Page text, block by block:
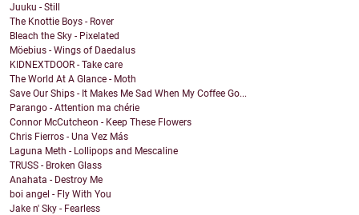
Juuku - Still
The Knottie Boys - Rover
Bleach the Sky - Pixelated
Möebius - Wings of Daedalus
KIDNEXTDOOR - Take care
The World At A Glance - Moth
Save Our Ships - It Makes Me Sad When My Coffee Go...
Parango - Attention ma chérie
Connor McCutcheon - Keep These Flowers
Chris Fierros - Una Vez Más
Laguna Meth - Lollipops and Mescaline
TRUSS - Broken Glass
Anahata - Destroy Me
boi angel - Fly With You
Jake n' Sky - Fearless